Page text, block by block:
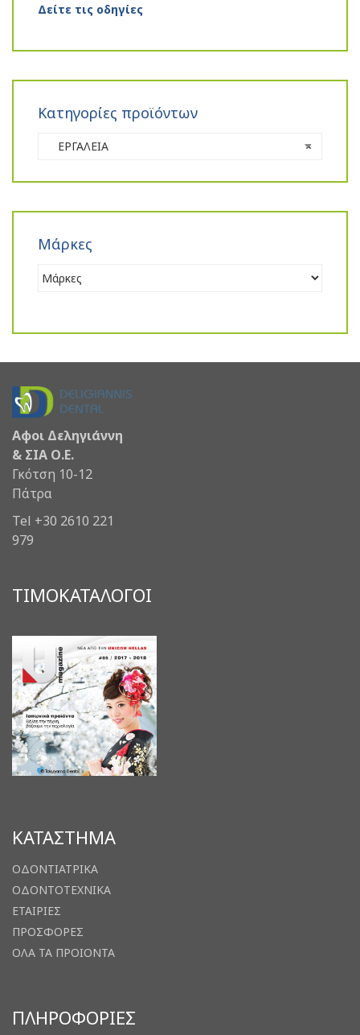
Δείτε τις οδηγίες
Κατηγορίες προϊόντων
×
ΕΡΓΑΛΕΙΑ
Μάρκες
Αφοι Δεληγιάννη
& ΣΙΑ Ο.Ε.
Γκότση 10-12
Πάτρα
Tel +30 2610 221
979
ΤΙΜΟΚΑΤΑΛΟΓΟΙ
ΚΑΤΑΣΤΗΜΑ
ΟΔΟΝΤΙΑΤΡΙΚΑ
ΟΔΟΝΤΟΤΕΧΝΙΚΑ
ΕΤΑΙΡΙΕΣ
ΠΡΟΣΦΟΡΕΣ
ΟΛΑ ΤΑ ΠΡΟΙΟΝΤΑ
ΠΛΗΡΟΦΟΡΙΕΣ